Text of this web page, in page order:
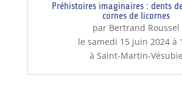
Préhistoires imaginaires : dents
cornes de licornes
par Bertrand Roussel
le samedi 15 juin 2024 à
à Saint-Martin-Vésubie